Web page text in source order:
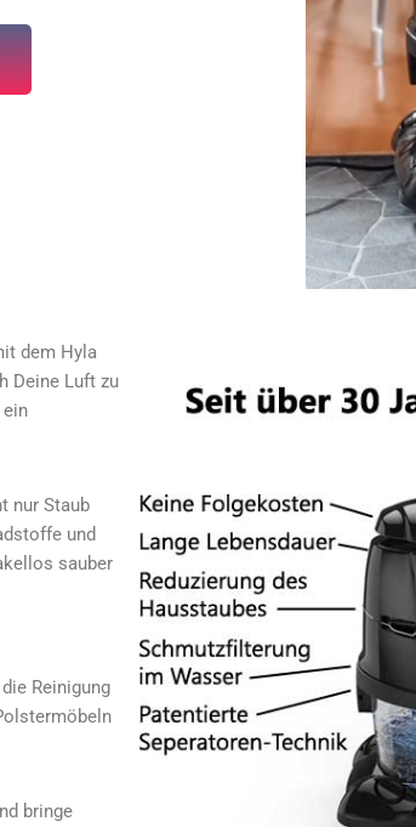
dem Hyla
Deine Luft zu
nur Staub
und
sauber
Reinigung
bringe